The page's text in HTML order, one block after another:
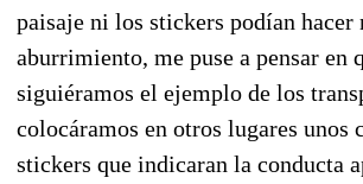
paisaje ni los stickers podían hacer
aburrimiento, me puse a pensar en
siguiéramos el ejemplo de los
colocáramos en otros lugares unos
stickers que indicaran la conducta